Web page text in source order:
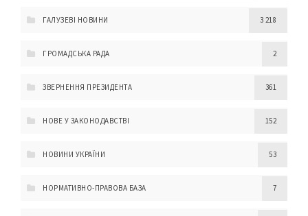
ГАЛУЗЕВІ НОВИНИ 3 218
ГРОМАДСЬКА РАДА 2
ЗВЕРНЕННЯ ПРЕЗИДЕНТА 361
НОВЕ У ЗАКОНОДАВСТВІ 152
НОВИНИ УКРАЇНИ 53
НОРМАТИВНО-ПРАВОВА БАЗА 7